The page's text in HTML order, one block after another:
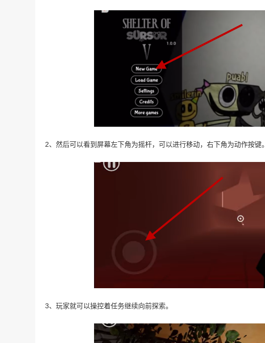
2、然后可以看到屏幕左下角为摇杆，可以进行移动，右下角为动作按键。
3、玩家就可以操控着任务继续向前探索。